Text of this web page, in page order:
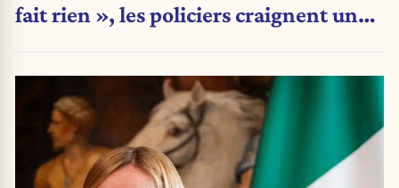
fait rien », les policiers craignent une